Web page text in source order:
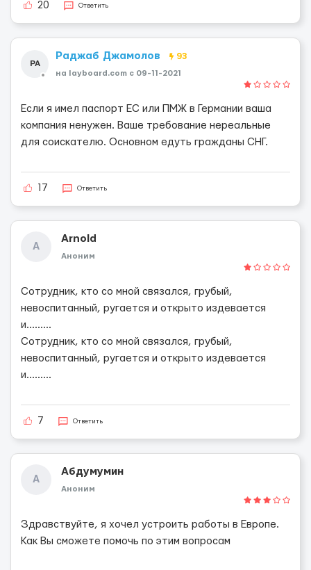
20 Ответить
РА
Раджаб Джамолов 93
на layboard.com c 09-11-2021
Если я имел паспорт ЕС или ПМЖ в Германии ваша
компания ненужен. Ваше требование нереальные
для соискателю. Основном едуть гражданы СНГ.
17 Ответить
A
Arnold
Аноним
Сотрудник, кто со мной связался, грубый,
невоспитанный, ругается и открыто издевается
и.........
Сотрудник, кто со мной связался, грубый,
невоспитанный, ругается и открыто издевается
и.........
7 Ответить
А
Абдумумин
Аноним
Здравствуйте, я хочел устроить работы в Европе.
Как Вы сможете помочь по этим вопросам